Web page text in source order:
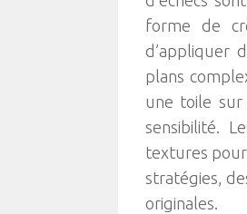
forme de
d’appliquer
plans
une toile
sensibilité.
textures
stratégies,
originales.